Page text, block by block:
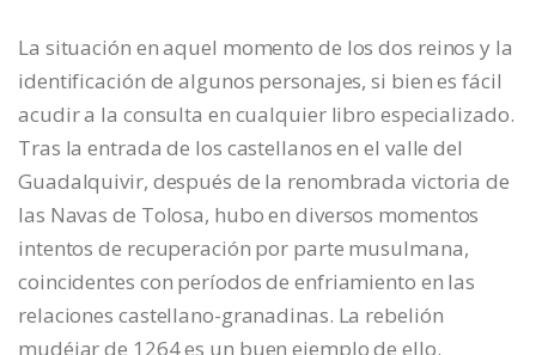
La situación en aquel momento de los dos reinos y la
identificación de algunos personajes, si bien es fácil
acudir a la consulta en cualquier libro especializado.
Tras la entrada de los castellanos en el valle del
Guadalquivir, después de la renombrada victoria de
las Navas de Tolosa, hubo en diversos momentos
intentos de recuperación por parte musulmana,
coincidentes con períodos de enfriamiento en las
relaciones castellano-granadinas. La rebelión
mudéjar de 1264 es un buen ejemplo de ello.